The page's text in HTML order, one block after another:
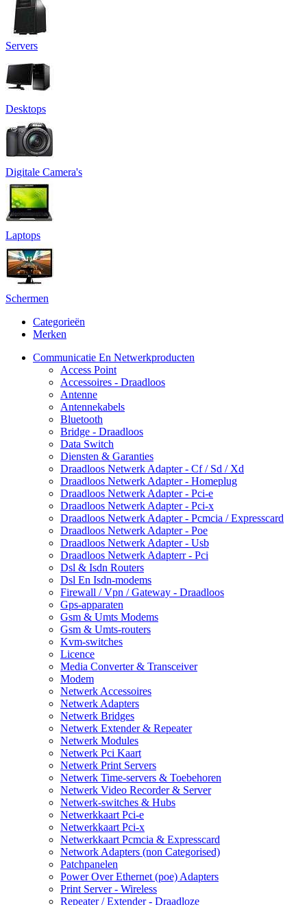
Servers
Desktops
Digitale Camera's
Laptops
Schermen
Categorieën
Merken
Communicatie En Netwerkproducten
Access Point
Accessoires - Draadloos
Antenne
Antennekabels
Bluetooth
Bridge - Draadloos
Data Switch
Diensten & Garanties
Draadloos Netwerk Adapter - Cf / Sd / Xd
Draadloos Netwerk Adapter - Homeplug
Draadloos Netwerk Adapter - Pci-e
Draadloos Netwerk Adapter - Pci-x
Draadloos Netwerk Adapter - Pcmcia / Expresscard
Draadloos Netwerk Adapter - Poe
Draadloos Netwerk Adapter - Usb
Draadloos Netwerk Adapterr - Pci
Dsl & Isdn Routers
Dsl En Isdn-modems
Firewall / Vpn / Gateway - Draadloos
Gps-apparaten
Gsm & Umts Modems
Gsm & Umts-routers
Kvm-switches
Licence
Media Converter & Transceiver
Modem
Netwerk Accessoires
Netwerk Adapters
Netwerk Bridges
Netwerk Extender & Repeater
Netwerk Modules
Netwerk Pci Kaart
Netwerk Print Servers
Netwerk Time-servers & Toebehoren
Netwerk Video Recorder & Server
Netwerk-switches & Hubs
Netwerkkaart Pci-e
Netwerkkaart Pci-x
Netwerkkaart Pcmcia & Expresscard
Network Adapters (non Categorised)
Patchpanelen
Power Over Ethernet (poe) Adapters
Print Server - Wireless
Repeater / Extender - Draadloze